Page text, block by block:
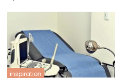
inspiration